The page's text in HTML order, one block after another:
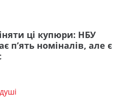
ці купюри: НБУ
п’ять номіналів, але є